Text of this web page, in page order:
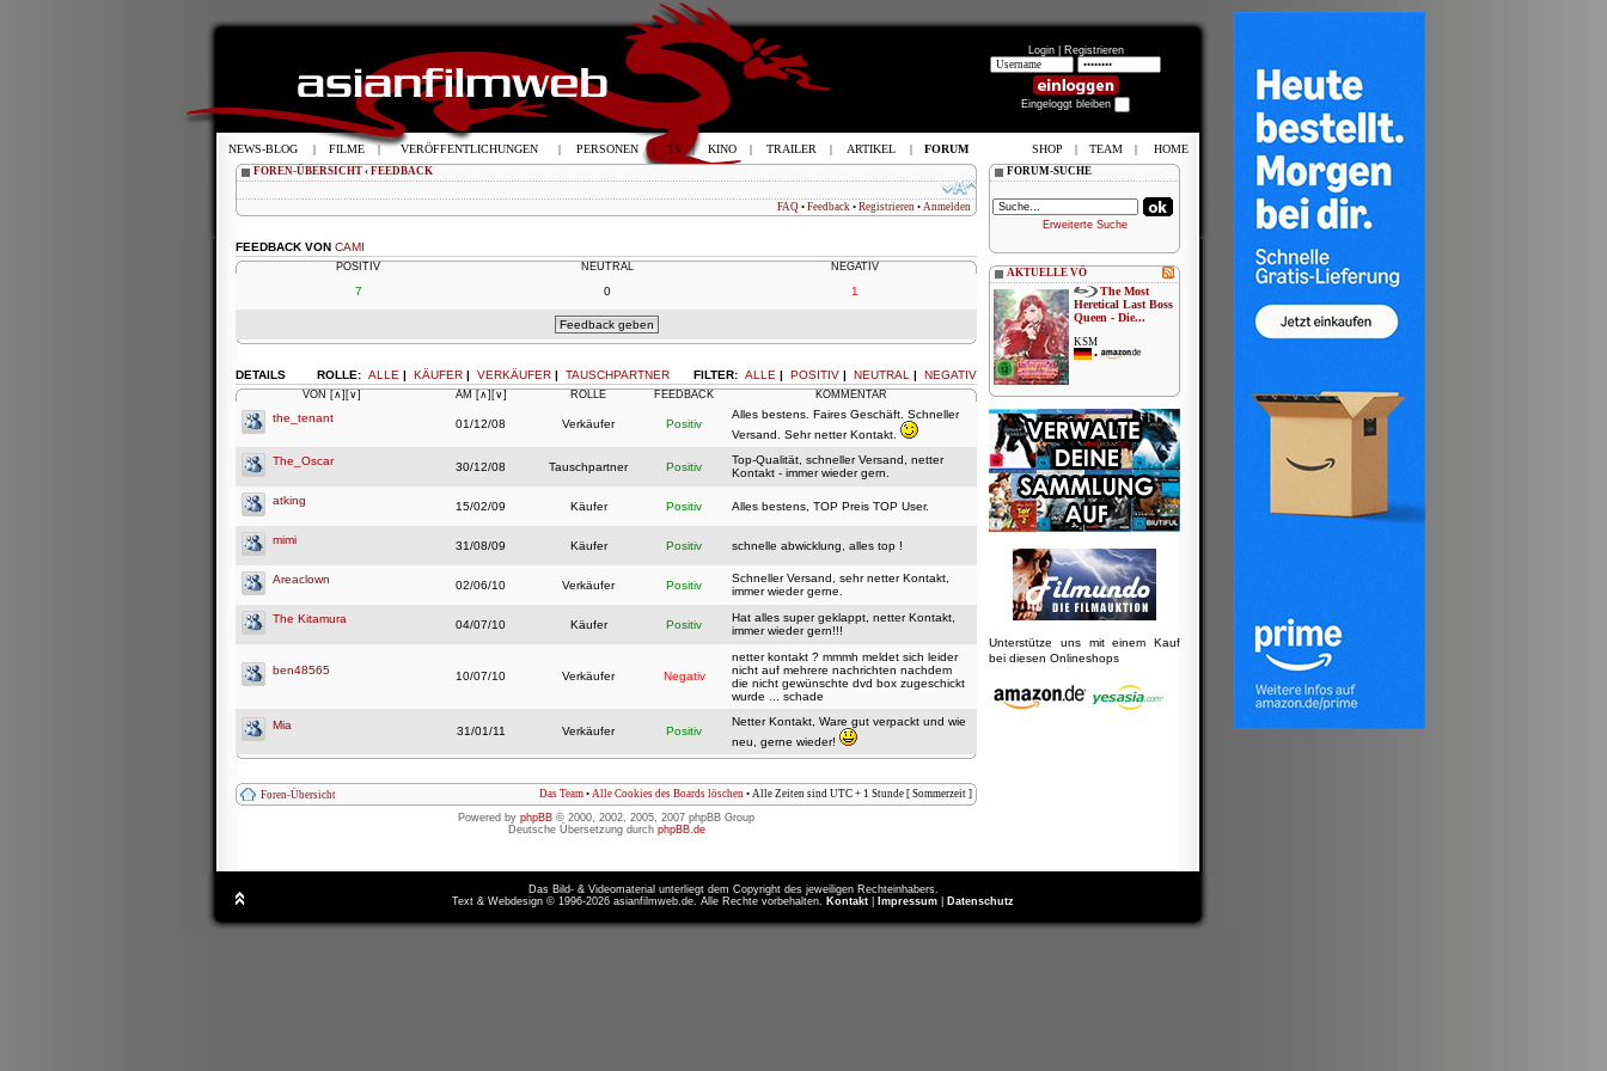
Login | Registrieren
Eingeloggt bleiben
FOREN-ÜBERSICHT ‹ FEEDBACK
FAQ • Feedback • Registrieren • Anmelden
FEEDBACK VON CAMI
POSITIV NEUTRAL NEGATIV
7 0 1
FILTER: ALLE | POSITIV | NEUTRAL | NEGATIV
ROLLE: ALLE | KÄUFER | VERKÄUFER | TAUSCHPARTNER
DETAILS
VON [∧] [∨] AM [∧] [∨] ROLLE FEEDBACK KOMMENTAR
the_tenant 01/12/08 Verkäufer Positiv
Alles bestens. Faires Geschäft. Schneller
Versand. Sehr netter Kontakt.
The_Oscar
30/12/08 Tauschpartner Positiv
Top-Qualität, schneller Versand, netter
Kontakt - immer wieder gern.
atking 15/02/09 Käufer Positiv Alles bestens, TOP Preis TOP User.
mimi 31/08/09 Käufer Positiv schnelle abwicklung, alles top !
Areaclown 02/06/10 Verkäufer Positiv
Schneller Versand, sehr netter Kontakt,
immer wieder gerne.
The Kitamura 04/07/10 Käufer Positiv
Hat alles super geklappt, netter Kontakt,
immer wieder gern!!!
ben48565 10/07/10 Verkäufer Negativ
netter kontakt ? mmmh meldet sich leider
nicht auf mehrere nachrichten nachdem
die nicht gewünschte dvd box zugeschickt
wurde ... schade
Mia 31/01/11 Verkäufer Positiv
Netter Kontakt, Ware gut verpackt und wie
neu, gerne wieder!
Foren-Übersicht Das Team • Alle Cookies des Boards löschen • Alle Zeiten sind UTC + 1 Stunde [ Sommerzeit ]
Powered by phpBB © 2000, 2002, 2005, 2007 phpBB Group
Deutsche Übersetzung durch phpBB.de
FORUM-SUCHE
Erweiterte Suche
AKTUELLE VÖ
The Most
Heretical Last Boss
Queen - Die...
KSM
•
Unterstütze uns mit einem Kauf
bei diesen Onlineshops
Das Bild- & Videomaterial unterliegt dem Copyright des jeweiligen Rechteinhabers.
Text & Webdesign © 1996-2026 asianfilmweb.de. Alle Rechte vorbehalten. Kontakt Impressum Datenschutz
NEWS-BLOG | FILME | VERÖFFENTLICHUNGEN | PERSONEN | TV | KINO | TRAILER | ARTIKEL | FORUM SHOP | TEAM | HOME